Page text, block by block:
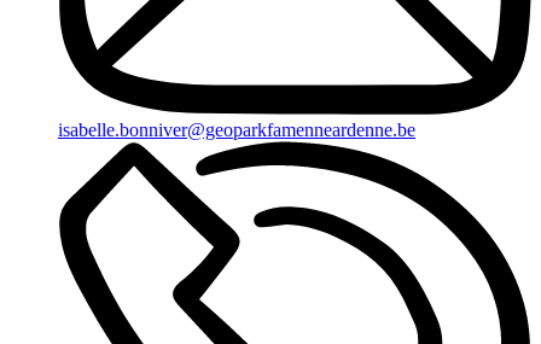
isabelle.bonniver@geoparkfamenneardenne.be